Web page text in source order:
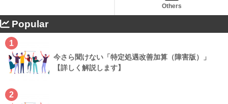
Others
Popular
1
今さら聞けない「特定処遇改善加算（障害版）」
【詳しく解説します】
2